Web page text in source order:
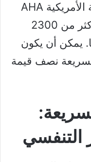
ضع في اعتبارك أن المنظمة الأمريكية AHA
توصي البالغين بعدم تناول أكثر من 2300
يمكن أن يكون
نصف قيمة
التنفسي